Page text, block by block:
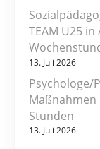
TEAM U25
13. Juli 2026
Psychologe/
Maßnahmen
Stunden
13. Juli 2026